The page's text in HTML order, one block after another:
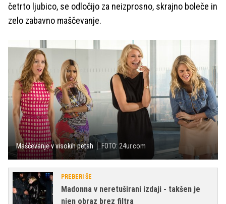
četrto ljubico, se odločijo za neizprosno, skrajno boleče in
zelo zabavno maščevanje.
Maščevanje v visokih petah FOTO: 24ur.com
PREBERI ŠE
Madonna v neretuširani izdaji - takšen je
njen obraz brez filtra